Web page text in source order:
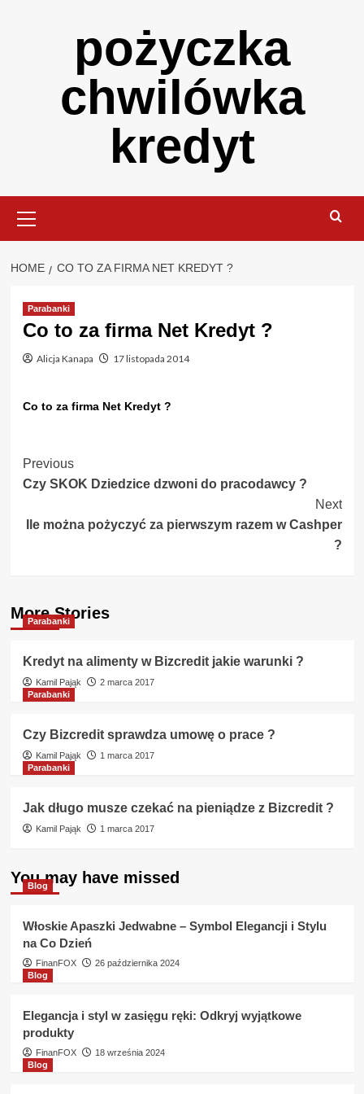
pożyczka
chwilówka
kredyt
Menu
HOME CO TO ZA FIRMA NET KREDYT ?
Parabanki
Co to za firma Net Kredyt ?
Alicja Kanapa 17 listopada 2014
Co to za firma Net Kredyt ?
Post
Navigation
Previous
Czy SKOK Dziedzice dzwoni do pracodawcy ?
Next
Ile można pożyczyć za pierwszym razem w Cashper
?
More Stories
Parabanki
Kredyt na alimenty w Bizcredit jakie warunki ?
Kamil Pająk
2 marca 2017
Parabanki
Czy Bizcredit sprawdza umowę o prace ?
Kamil Pająk
1 marca 2017
Parabanki
Jak długo musze czekać na pieniądze z Bizcredit ?
Kamil Pająk 1 marca 2017
You may have missed
Blog
Włoskie Apaszki Jedwabne – Symbol Elegancji i Stylu
na Co Dzień
FinanFOX
26 października 2024
Blog
Elegancja i styl w zasięgu ręki: Odkryj wyjątkowe
produkty
FinanFOX
18 września 2024
Blog